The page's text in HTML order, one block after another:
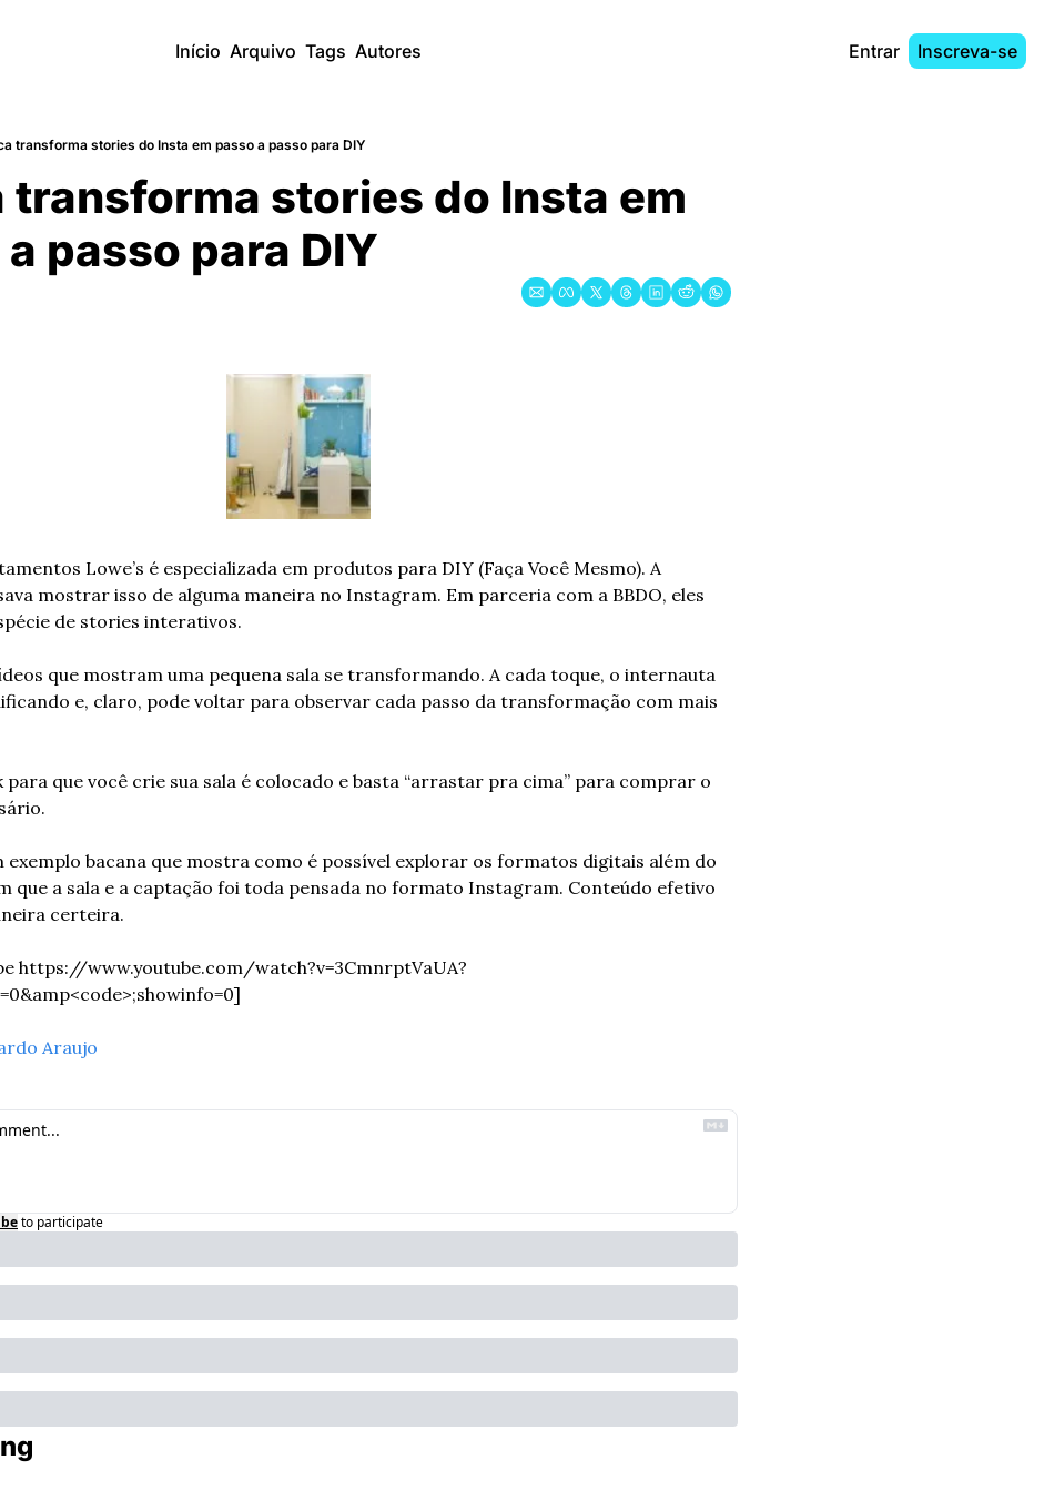
Início Arquivo Tags Autores Entrar Inscreva-se
transforma stories do Insta em passo a passo para DIY
transforma stories do Insta em
passo para DIY
Lowe’s é especializada em produtos para DIY (Faça Você Mesmo). A
mostrar isso de alguma maneira no Instagram. Em parceria com a BBDO, eles
de stories interativos.
que mostram uma pequena sala se transformando. A cada toque, o internauta
e, claro, pode voltar para observar cada passo da transformação com mais
para que você crie sua sala é colocado e basta “arrastar pra cima” para comprar o
exemplo bacana que mostra como é possível explorar os formatos digitais além do
que a sala e a captação foi toda pensada no formato Instagram. Conteúdo efetivo
certeira.
https://www.youtube.com/watch?v=3CmnrptVaUA?
Araujo
to participate